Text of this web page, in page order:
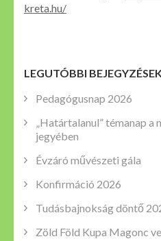
kreta.hu/
LEGUTÓBBI BEJEGYZÉSEK
Pedagógusnap 2026
„Határtalanul” témanap a
jegyében
Évzáró művészeti gála
Konfirmáció 2026
Tudásbajnokság döntő
Zöld Föld Kupa Magonc